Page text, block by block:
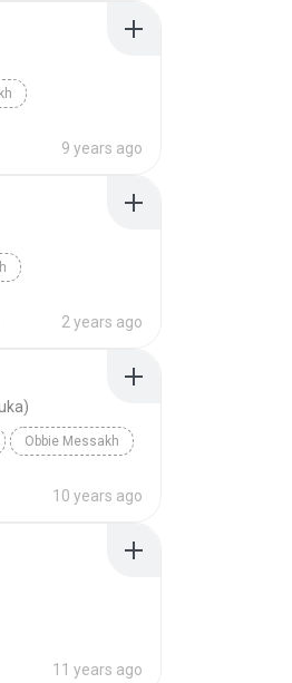
9 years ago
2 years ago
Obbie Messakh
10 years ago
11 years ago